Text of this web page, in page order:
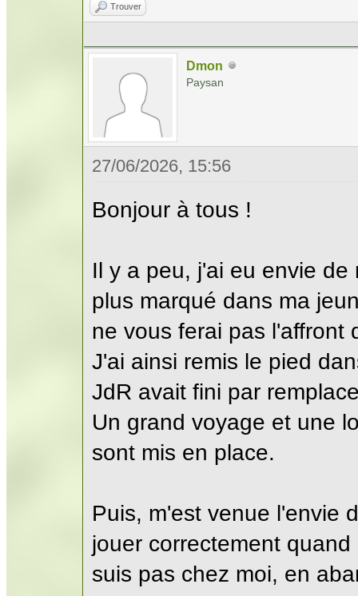
Trouver
Dmon
Paysan
27/06/2026, 15:56
Bonjour à tous !
Il y a peu, j'ai eu envie
plus marqué dans ma
ne vous ferai pas l'affront
J'ai ainsi remis le pied
JdR avait fini par
Un grand voyage et une
sont mis en place.
Puis, m'est venue l'envie
jouer correctement
suis pas chez moi, en